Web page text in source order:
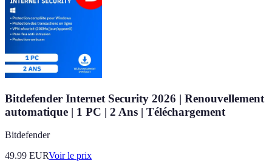
Bitdefender Internet Security 2026 | Renouvellement
automatique | 1 PC | 2 Ans | Téléchargement
Bitdefender
49.99 EURVoir le prix